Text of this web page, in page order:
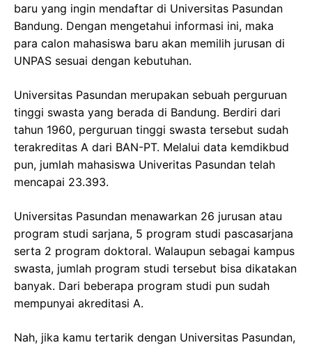
baru yang ingin mendaftar di Universitas Pasundan
Bandung. Dengan mengetahui informasi ini, maka
para calon mahasiswa baru akan memilih jurusan di
UNPAS sesuai dengan kebutuhan.
Universitas Pasundan merupakan sebuah perguruan
tinggi swasta yang berada di Bandung. Berdiri dari
tahun 1960, perguruan tinggi swasta tersebut sudah
terakreditas A dari BAN-PT. Melalui data kemdikbud
pun, jumlah mahasiswa Univeritas Pasundan telah
mencapai 23.393.
Universitas Pasundan menawarkan 26 jurusan atau
program studi sarjana, 5 program studi pascasarjana
serta 2 program doktoral. Walaupun sebagai kampus
swasta, jumlah program studi tersebut bisa dikatakan
banyak. Dari beberapa program studi pun sudah
mempunyai akreditasi A.
Nah, jika kamu tertarik dengan Universitas Pasundan,